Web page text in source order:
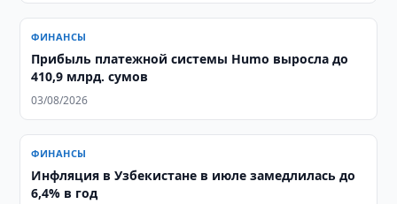
ФИНАНСЫ
Прибыль платежной системы Humo выросла до
410,9 млрд. сумов
03/08/2026
ФИНАНСЫ
Инфляция в Узбекистане в июле замедлилась до
6,4% в год